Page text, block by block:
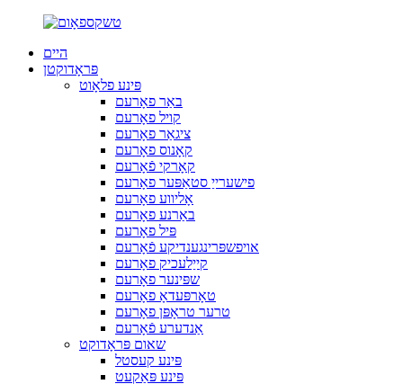
היים
פּראָדוקטן
פּינע פלאָוט
באַר פאָרעם
קויל פאָרעם
ציגאַר פאָרעם
קאָנוס פאָרעם
קאָרקי פֿאָרעם
פישערייַ סטאַפּער פאָרעם
אָליווע פאָרעם
באַרנע פאָרעם
פּיל פאָרעם
אויפשפּרינגענדיקע פֿאָרעם
קייַלעכיק פאָרעם
שפּינער פאָרעם
טאָרפּעדאָ פאָרעם
טרער טראָפּן פאָרעם
אַנדערע פֿאָרעם
שאום פּראָדוקט
פּינע קעסטל
פּינע פּאַקעט